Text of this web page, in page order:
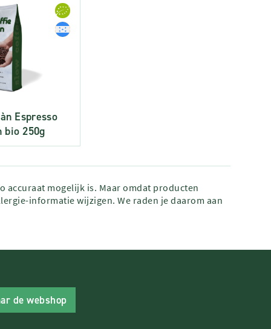
Espresso
bio 250g
accuraat mogelijk is. Maar omdat producten
informatie wijzigen. We raden je daarom aan
de webshop